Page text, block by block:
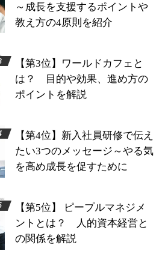
～成長を支援するポイントや
教え方の4原則を紹介
【第3位】ワールドカフェと
は？ 目的や効果、進め方の
ポイントを解説
【第4位】新入社員研修で伝え
たい3つのメッセージ～やる気
を高め成長を促すために
【第5位】 ピープルマネジメ
ントとは？ 人的資本経営と
の関係を解説